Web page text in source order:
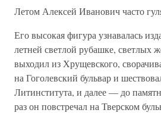
Летом Алексей Иванович часто
Его высокая фигура узнавалась
летней светлой рубашке, светлых
выходил из Хрущевского,
на Гоголевский бульвар и
Литинститута, и далее — до
раз он повстречал на Тверском